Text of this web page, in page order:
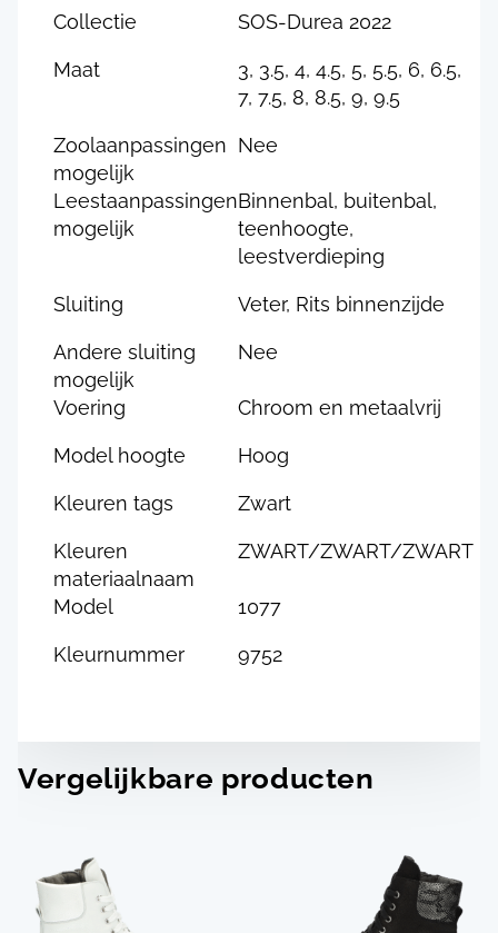
Collectie SOS-Durea 2022
Maat
3, 3.5, 4, 4.5, 5, 5.5, 6, 6.5,
7, 7.5, 8, 8.5, 9, 9.5
Zoolaanpassingen
mogelijk
Nee
Leestaanpassingen
mogelijk
Binnenbal, buitenbal,
teenhoogte,
leestverdieping
Sluiting Veter, Rits binnenzijde
Andere sluiting
mogelijk
Nee
Voering Chroom en metaalvrij
Model hoogte Hoog
Kleuren tags Zwart
Kleuren
materiaalnaam
ZWART/ZWART/ZWART
Model 1077
Kleurnummer 9752
Vergelijkbare producten